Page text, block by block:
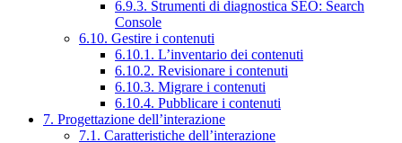
6.9.3. Strumenti di diagnostica SEO: Search
Console
6.10. Gestire i contenuti
6.10.1. L’inventario dei contenuti
6.10.2. Revisionare i contenuti
6.10.3. Migrare i contenuti
6.10.4. Pubblicare i contenuti
7. Progettazione dell’interazione
7.1. Caratteristiche dell’interazione